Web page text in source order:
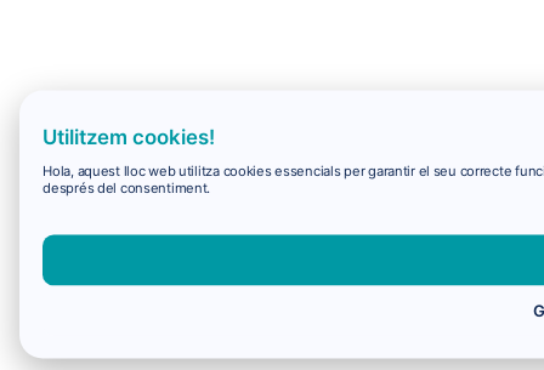
Utilitzem cookies!
Hola, aquest lloc web utilitza cookies essencials per garantir el seu correcte
després del consentiment.